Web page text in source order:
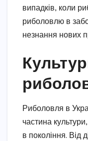
випадків, коли
риболовлю в
незнання нових
Риболовля в
частина
в покоління. Від